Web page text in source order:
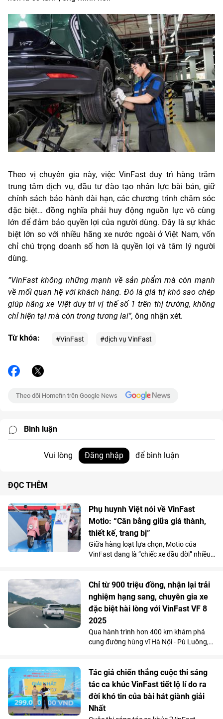
Theo vị chuyên gia này, việc VinFast duy trì hàng trăm
trung tâm dịch vụ, đầu tư đào tạo nhân lực bài bản, giữ
chính sách bảo hành dài hạn, các chương trình chăm sóc
đặc biệt… đồng nghĩa phải huy động nguồn lực vô cùng
lớn để đảm bảo quyền lợi của người dùng. Đây là sự khác
biệt lớn so với nhiều hãng xe nước ngoài ở Việt Nam, vốn
chỉ chú trọng doanh số hơn là quyền lợi và tâm lý người
dùng.
“VinFast không những mạnh về sản phẩm mà còn mạnh
về mối quan hệ với khách hàng. Đó là giá trị khó sao chép
giúp hãng xe Việt duy trì vị thế số 1 trên thị trường, không
chỉ hiện tại mà còn trong tương lai”, ông nhận xét.
Từ khóa: #VinFast #dịch vụ VinFast
Theo dõi Homefin trên Google News
Bình luận
Vui lòng Đăng nhập để bình luận
ĐỌC THÊM
Phụ huynh Việt nói về VinFast
Motio: “Cân bằng giữa giá thành,
thiết kế, trang bị”
Giữa hàng loạt lựa chọn, Motio của
VinFast đang là “chiếc xe đầu đời” nhiều
Chỉ từ 900 triệu đồng, nhận lại trải
nghiệm hạng sang, chuyên gia xe
đặc biệt hài lòng với VinFast VF 8
2025
Qua hành trình hơn 400 km khám phá
cung đường hùng vĩ Hà Nội - Pù Luông,
những cải tiến đáng giá trên VF 8 bản
2025.
Tác giả chiến thắng cuộc thi sáng
tác ca khúc VinFast tiết lộ lí do ra
đời khó tin của bài hát giành giải
Nhất